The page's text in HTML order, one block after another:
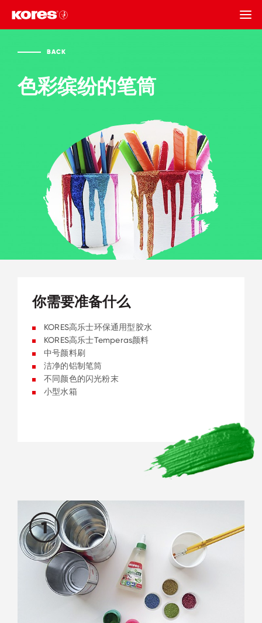
BACK
色彩缤纷的笔筒
1
你需要准备什么
KORES高乐士环保通用型胶水
KORES高乐士Temperas颜料
中号颜料刷
洁净的铝制笔筒
不同颜色的闪光粉末
小型水箱